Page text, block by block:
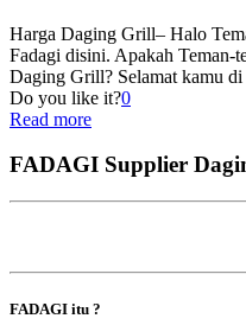
Harga Daging Grill– Halo
Fadagi disini. Apakah Teman-
Daging Grill? Selamat kamu
Do you like it?0
Read more
FADAGI Supplier
FADAGI itu ?